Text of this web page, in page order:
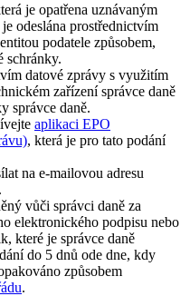
je opatřena uznávaným
odeslána prostřednictvím
podatele způsobem,
schránky.
datové zprávy s využitím
zařízení správce daně
správce daně.
aplikaci EPO
, která je pro tato podání
na e-mailovou adresu
vůči správci daně za
elektronického podpisu nebo
které je správce daně
do 5 dnů ode dne, kdy
způsobem
.